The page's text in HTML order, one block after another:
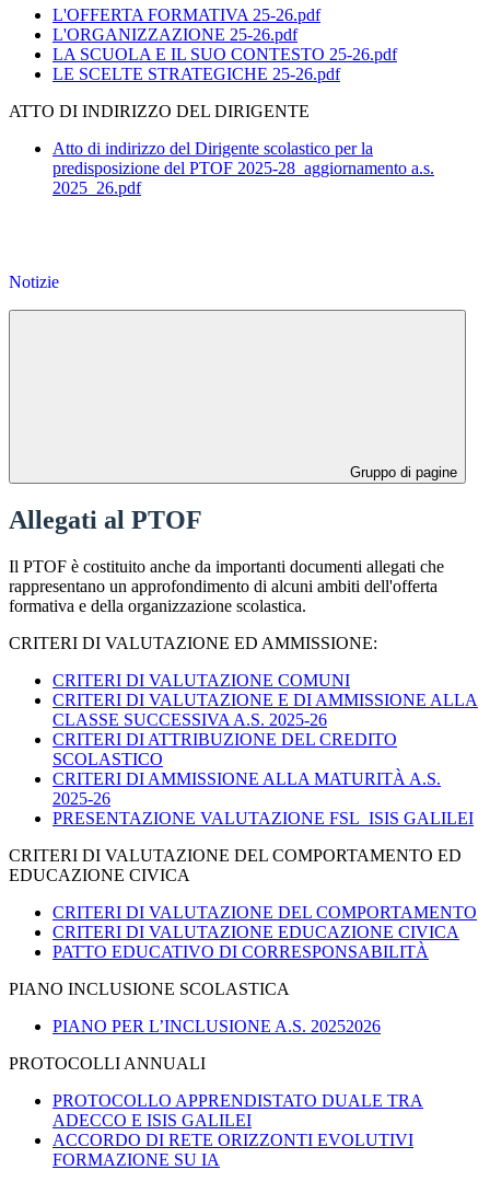
L'OFFERTA FORMATIVA 25-26.pdf
L'ORGANIZZAZIONE 25-26.pdf
LA SCUOLA E IL SUO CONTESTO 25-26.pdf
LE SCELTE STRATEGICHE 25-26.pdf
ATTO DI INDIRIZZO DEL DIRIGENTE
Atto di indirizzo del Dirigente scolastico per la
predisposizione del PTOF 2025-28_aggiornamento a.s.
2025_26.pdf
Notizie
Gruppo di pagine
Allegati al PTOF
Il PTOF è costituito anche da importanti documenti allegati che
rappresentano un approfondimento di alcuni ambiti dell'offerta
formativa e della organizzazione scolastica.
CRITERI DI VALUTAZIONE ED AMMISSIONE:
CRITERI DI VALUTAZIONE COMUNI
CRITERI DI VALUTAZIONE E DI AMMISSIONE ALLA
CLASSE SUCCESSIVA A.S. 2025-26
CRITERI DI ATTRIBUZIONE DEL CREDITO
SCOLASTICO
CRITERI DI AMMISSIONE ALLA MATURITÀ A.S.
2025-26
PRESENTAZIONE VALUTAZIONE FSL_ISIS GALILEI
CRITERI DI VALUTAZIONE DEL COMPORTAMENTO ED
EDUCAZIONE CIVICA
CRITERI DI VALUTAZIONE DEL COMPORTAMENTO
CRITERI DI VALUTAZIONE EDUCAZIONE CIVICA
PATTO EDUCATIVO DI CORRESPONSABILITÀ
PIANO INCLUSIONE SCOLASTICA
PIANO PER L’INCLUSIONE A.S. 20252026
PROTOCOLLI ANNUALI
PROTOCOLLO APPRENDISTATO DUALE TRA
ADECCO E ISIS GALILEI
ACCORDO DI RETE ORIZZONTI EVOLUTIVI
FORMAZIONE SU IA